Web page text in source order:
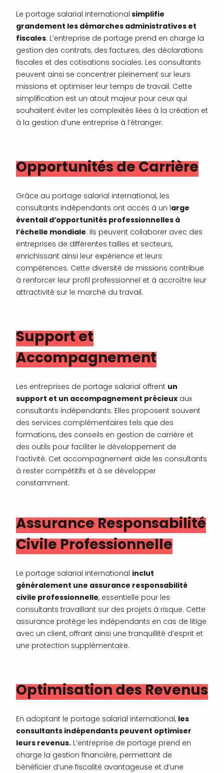
Le portage salarial international simplifie
grandement les démarches administratives et
fiscales. L’entreprise de portage prend en charge la
gestion des contrats, des factures, des déclarations
fiscales et des cotisations sociales. Les consultants
peuvent ainsi se concentrer pleinement sur leurs
missions et optimiser leur temps de travail. Cette
simplification est un atout majeur pour ceux qui
souhaitent éviter les complexités liées à la création et
à la gestion d’une entreprise à l’étranger.
Opportunités de Carrière
Grâce au portage salarial international, les
consultants indépendants ont accès à un large
éventail d’opportunités professionnelles à
l’échelle mondiale. Ils peuvent collaborer avec des
entreprises de différentes tailles et secteurs,
enrichissant ainsi leur expérience et leurs
compétences. Cette diversité de missions contribue
à renforcer leur profil professionnel et à accroître leur
attractivité sur le marché du travail.
Support et
Accompagnement
Les entreprises de portage salarial offrent un
support et un accompagnement précieux aux
consultants indépendants. Elles proposent souvent
des services complémentaires tels que des
formations, des conseils en gestion de carrière et
des outils pour faciliter le développement de
l’activité. Cet accompagnement aide les consultants
à rester compétitifs et à se développer
constamment.
Assurance Responsabilité
Civile Professionnelle
Le portage salarial international inclut
généralement une assurance responsabilité
civile professionnelle, essentielle pour les
consultants travaillant sur des projets à risque. Cette
assurance protège les indépendants en cas de litige
avec un client, offrant ainsi une tranquillité d’esprit et
une protection supplémentaire.
Optimisation des Revenus
En adoptant le portage salarial international, les
consultants indépendants peuvent optimiser
leurs revenus. L’entreprise de portage prend en
charge la gestion financière, permettant de
bénéficier d’une fiscalité avantageuse et d’une